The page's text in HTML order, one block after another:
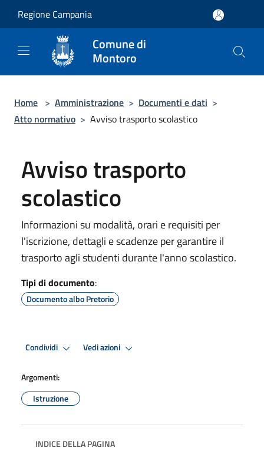
Regione Campania
Comune di
Montoro
Home > Amministrazione > Documenti e dati >
Atto normativo > Avviso trasporto scolastico
Avviso trasporto
scolastico
Informazioni su modalità, orari e requisiti per
l'iscrizione, dettagli e scadenze per garantire il
trasporto agli studenti durante l'anno scolastico.
Tipi di documento:
Documento albo Pretorio
Condividi Vedi azioni
Argomenti:
Istruzione
INDICE DELLA PAGINA